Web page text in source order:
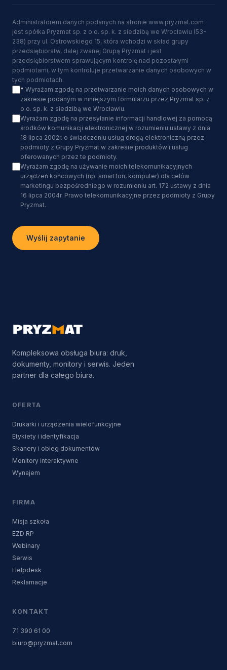
Administratorem danych podanych na stronie www.pryzmat.com
jest spółka Pryzmat sp. z o.o. sp. k. z siedzibą we Wrocławiu (53-
238) przy ul. Ostrowskiego 15, która wchodzi w skład grupy
przedsiębiorstw, dalej zwanej Grupą Pryzmat i jest
przedsiębiorstwem sprawującym kontrolę nad pozostałymi
podmiotami, w tym kontroluje przetwarzanie danych osobowych w
tych podmiotach.
* Wyrażam zgodę na przetwarzanie moich danych osobowych w
zakresie podanym w niniejszym formularzu przez Pryzmat sp. z
o.o. sp. k. z siedzibą we Wrocławiu.
Wyrażam zgodę na przesyłanie informacji handlowej za pomocą
środków komunikacji elektronicznej w rozumieniu ustawy z dnia
18 lipca 2002r. o świadczeniu usług drogą elektroniczną przez
podmioty z Grupy Pryzmat w zakresie produktów i usług
oferowanych przez te podmioty.
Wyrażam zgodę na używanie moich telekomunikacyjnych
urządzeń końcowych (np. smartfon, komputer) dla celów
marketingu bezpośredniego w rozumieniu art. 172 ustawy z dnia
16 lipca 2004r. Prawo telekomunikacyjne przez podmioty z Grupy
Pryzmat.
Wyślij zapytanie
Kompleksowa obsługa biura: druk,
dokumenty, monitory i serwis. Jeden
partner dla całego biura.
OFERTA
Drukarki i urządzenia wielofunkcyjne
Etykiety i identyfikacja
Skanery i obieg dokumentów
Monitory interaktywne
Wynajem
FIRMA
Misja szkoła
EZD RP
Webinary
Serwis
Helpdesk
Reklamacje
KONTAKT
71 390 61 00
biuro@pryzmat.com